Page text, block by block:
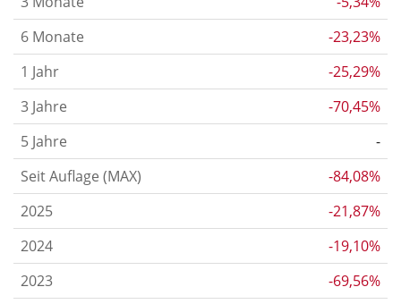
6 Monate
-23,23%
1 Jahr
-25,29%
3 Jahre
-70,45%
5 Jahre
-
Seit Auflage (MAX)
-84,08%
2025
-21,87%
2024
-19,10%
2023
-69,56%